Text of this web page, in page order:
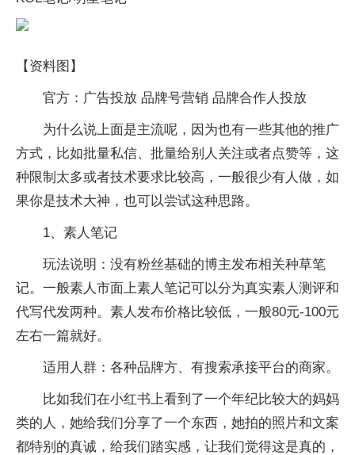
【资料图】
官方：广告投放 品牌号营销 品牌合作人投放
为什么说上面是主流呢，因为也有一些其他的推广
方式，比如批量私信、批量给别人关注或者点赞等，这
种限制太多或者技术要求比较高，一般很少有人做，如
果你是技术大神，也可以尝试这种思路。
1、素人笔记
玩法说明：没有粉丝基础的博主发布相关种草笔
记。一般素人市面上素人笔记可以分为真实素人测评和
代写代发两种。素人发布价格比较低，一般80元-100元
左右一篇就好。
适用人群：各种品牌方、有搜索承接平台的商家。
比如我们在小红书上看到了一个年纪比较大的妈妈
类的人，她给我们分享了一个东西，她拍的照片和文案
都特别的真诚，给我们踏实感，让我们觉得这是真的，